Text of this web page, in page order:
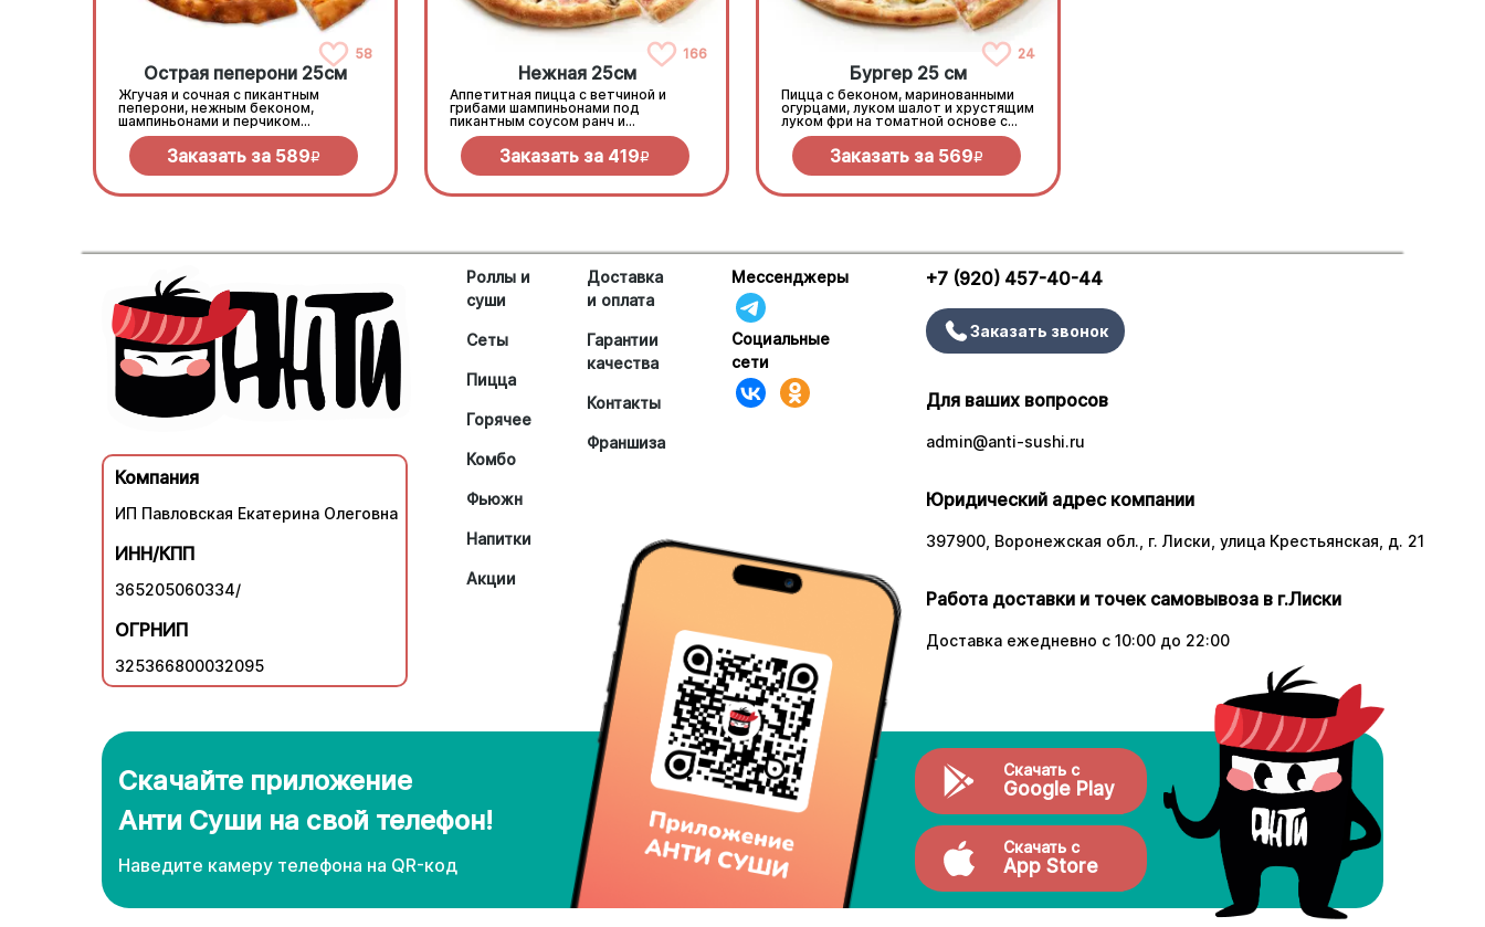
58
Острая пеперони 25cм
Жгучая и сочная с пикантным
пеперони, нежным беконом,
шампиньонами и перчиком
халапеньо под моцареллой
Заказать за 589R
166
Нежная 25см
Аппетитная пицца с ветчиной и
грибами шампиньонами под
пикантным соусом ранч и
моцареллой
Заказать за 419R
24
Бургер 25 см
Пицца с беконом, маринованными
огурцами, луком шалот и хрустящим
луком фри на томатной основе с
моцареллой.
Заказать за 569R
Компания
ИП Павловская Екатерина Олеговна
ИНН/КПП
365205060334/
ОГРНИП
325366800032095
Роллы и
суши
Сеты
Пицца
Горячее
Комбо
Фьюжн
Напитки
Акции
Доставка
и оплата
Гарантии
качества
Контакты
Франшиза
Мессенджеры
Социальные
сети
+7 (920) 457-40-44
Заказать звонок
Для ваших вопросов
admin@anti-sushi.ru
Юридический адрес компании
397900, Воронежская обл., г. Лиски, улица Крестьянская, д. 21
Работа доставки и точек самовывоза в г.Лиски
Доставка ежедневно с 10:00 до 22:00
Скачайте приложение
Анти Суши на свой телефон!
Наведите камеру телефона нa QR-код
Скачать с
Google Play
Скачать с
App Store